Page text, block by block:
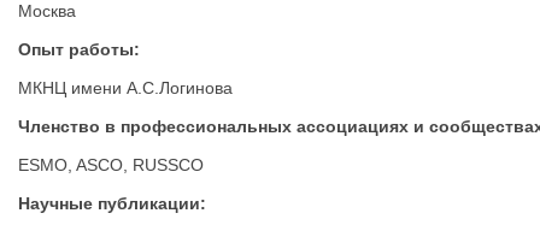
Москва
Опыт работы:
МКНЦ имени А.С.Логинова
Членство в профессиональных ассоциациях и
ESMO, ASCO, RUSSCO
Научные публикации: